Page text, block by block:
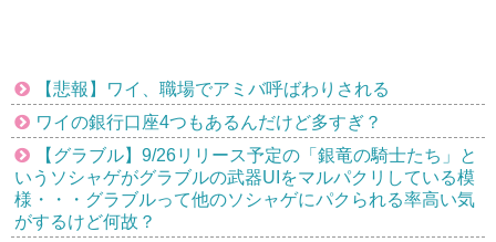
【悲報】ワイ、職場でアミバ呼ばわりされる
ワイの銀行口座4つもあるんだけど多すぎ？
【グラブル】9/26リリース予定の「銀竜の騎士たち」と
いうソシャゲがグラブルの武器UIをマルパクリしている模
様・・・グラブルって他のソシャゲにパクられる率高い気
がするけど何故？